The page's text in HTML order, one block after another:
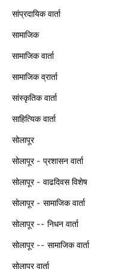
सांप्रदायिक वार्ता
सामाजिक
सामाजिक वार्ता
सामाजिक व्रार्ता
सांस्कृतिक वार्ता
साहित्यिक वार्ता
सोलापूर
सोलापूर - प्रशासन वार्ता
सोलापूर - वाढदिवस विशेष
सोलापूर - सामाजिक वार्ता
सोलापूर -- निधन वार्ता
सोलापूर -- सामाजिक वार्ता
सोलापूर वार्ता